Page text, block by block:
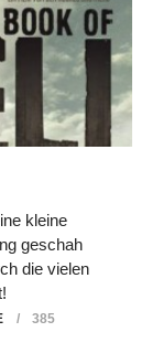
kleine
geschah
die vielen
385